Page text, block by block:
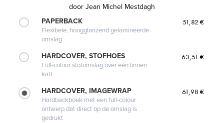
door Jean Michel Mestdagh
PAPERBACK
Flexibele, hoogglanzend gelamineerde
omslag
51,82 €
HARDCOVER, STOFHOES
Full-colour stofomslag over een linnen
kaft
63,51 €
HARDCOVER, IMAGEWRAP
Hardbackboek met een full-colour
ontwerp dat direct op de omslag is
gedrukt
61,98 €